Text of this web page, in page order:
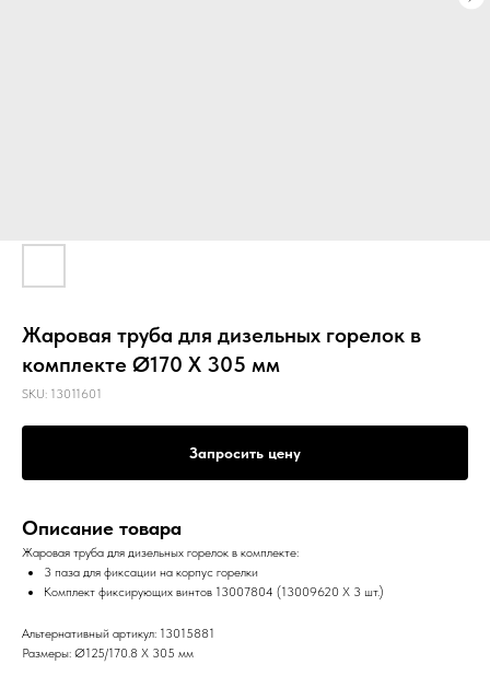
Жаровая труба для дизельных горелок в
комплекте Ø170 X 305 мм
SKU: 13011601
Запросить цену
Описание товара
Жаровая труба для дизельных горелок в комплекте:
3 паза для фиксации на корпус горелки
Комплект фиксирующих винтов 13007804 (13009620 X 3 шт.)
Альтернативный артикул: 13015881
Размеры: Ø125/170.8 X 305 мм